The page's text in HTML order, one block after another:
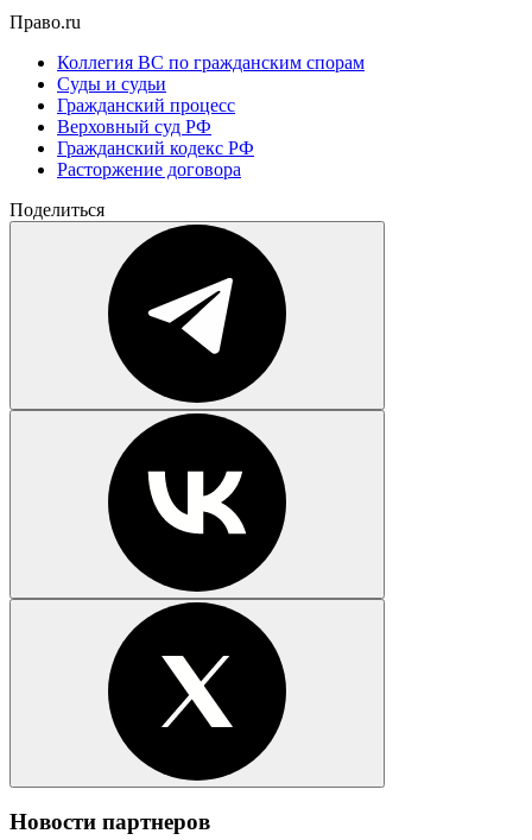
Право.ru
Коллегия ВС по гражданским спорам
Суды и судьи
Гражданский процесс
Верховный суд РФ
Гражданский кодекс РФ
Расторжение договора
Поделиться
Новости партнеров